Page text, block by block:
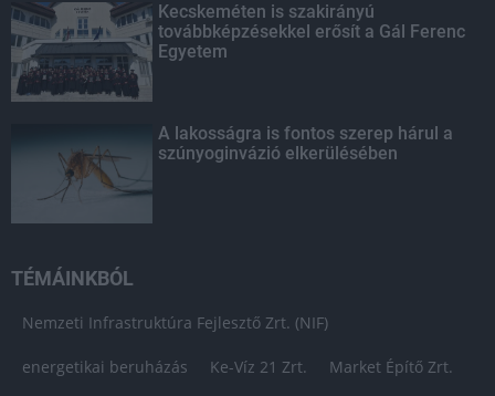
Kecskeméten is szakirányú
továbbképzésekkel erősít a Gál Ferenc
Egyetem
A lakosságra is fontos szerep hárul a
szúnyoginvázió elkerülésében
TÉMÁINKBÓL
Nemzeti Infrastruktúra Fejlesztő Zrt. (NIF)
energetikai beruházás Ke-Víz 21 Zrt. Market Építő Zrt.